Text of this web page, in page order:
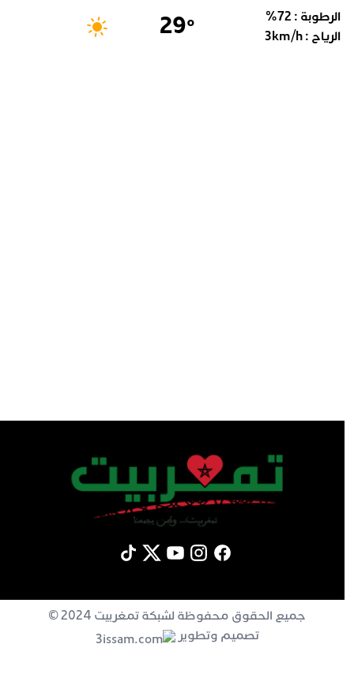
الرطوبة : 72
%
الرياح :
3km/h
29
جميع الحقوق محفوظة لشبكة تمغربيت 2024 ©
تصميم وتطوير